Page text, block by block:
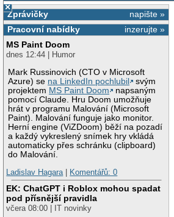
×
napište »
Zprávičky
inzerujte »
Pracovní nabídky
MS Paint Doom
dnes 12:44 | Humor
Mark Russinovich (CTO v Microsoft
Azure) se na LinkedIn pochlubil
svým
projektem MS Paint Doom
napsaným
pomocí Claude. Hru Doom umožňuje
hrát v programu Malování (Microsoft
Paint). Malování funguje jako monitor.
Herní engine (ViZDoom) běží na pozadí
a každý vykreslený snímek hry vkládá
automaticky přes schránku (clipboard)
do Malování.
Ladislav Hagara| Komentářů: 0
EK: ChatGPT i Roblox mohou spadat
pod přísnější pravidla
včera 08:00 | IT novinky